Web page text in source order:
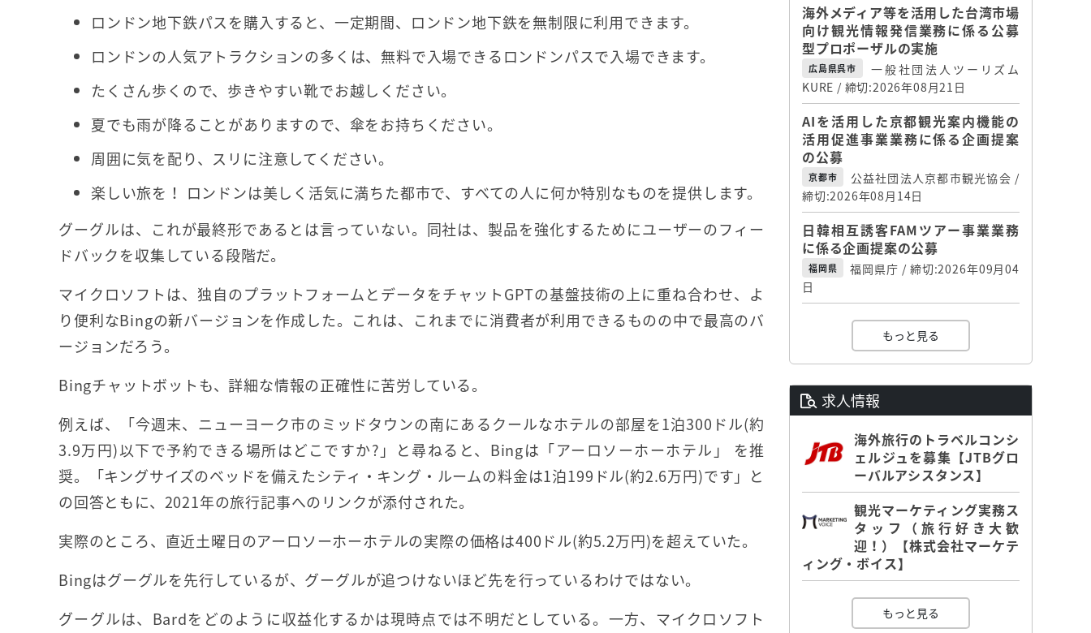
ロンドン地下鉄パスを購入すると、一定期間、ロンドン地下鉄を無制限に利用できます。
ロンドンの人気アトラクションの多くは、無料で入場できるロンドンパスで入場できます。
たくさん歩くので、歩きやすい靴でお越しください。
夏でも雨が降ることがありますので、傘をお持ちください。
周囲に気を配り、スリに注意してください。
楽しい旅を！ ロンドンは美しく活気に満ちた都市で、すべての人に何か特別なものを提供します。
グーグルは、これが最終形であるとは言っていない。同社は、製品を強化するためにユーザーのフィー
ドバックを収集している段階だ。
マイクロソフトは、独自のプラットフォームとデータをチャットGPTの基盤技術の上に重ね合わせ、よ
り便利なBingの新バージョンを作成した。これは、これまでに消費者が利用できるものの中で最高のバ
ージョンだろう。
Bingチャットボットも、詳細な情報の正確性に苦労している。
例えば、「今週末、ニューヨーク市のミッドタウンの南にあるクールなホテルの部屋を1泊300ドル(約
3.9万円)以下で予約できる場所はどこですか?」と尋ねると、Bingは「アーロソーホーホテル」 を推
奨。「キングサイズのベッドを備えたシティ・キング・ルームの料金は1泊199ドル(約2.6万円)です」と
の回答ともに、2021年の旅行記事へのリンクが添付された。
実際のところ、直近土曜日のアーロソーホーホテルの実際の価格は400ドル(約5.2万円)を超えていた。
Bingはグーグルを先行しているが、グーグルが追つけないほど先を行っているわけではない。
グーグルは、Bardをどのように収益化するかは現時点では不明だとしている。一方、マイクロソフト
海外メディア等を活用した台湾市場
向け観光情報発信業務に係る公募
型プロポーザルの実施
広島県呉市
一般社団法人ツーリズム
KURE / 締切:2026年08月21日
AIを活用した京都観光案内機能の
活用促進事業業務に係る企画提案
の公募
京都市
公益社団法人京都市観光協会 /
締切:2026年08月14日
日韓相互誘客FAMツアー事業業務
に係る企画提案の公募
福岡県
福岡県庁 / 締切:2026年09月04
日
もっと見る
求人情報
海外旅行のトラベルコンシ
ェルジュを募集【JTBグロ
ーバルアシスタンス】
観光マーケティング実務ス
タッフ（旅行好き大歓
迎！）【株式会社マーケテ
ィング・ボイス】
もっと見る